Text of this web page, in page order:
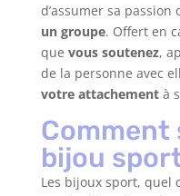
d’assumer sa
un groupe. Offert en
que vous soutenez,
de la personne avec
votre attachementà
Comment
bijou
Les bijoux sport, quel